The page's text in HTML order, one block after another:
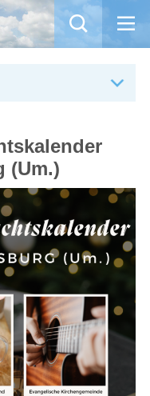
(Um.)